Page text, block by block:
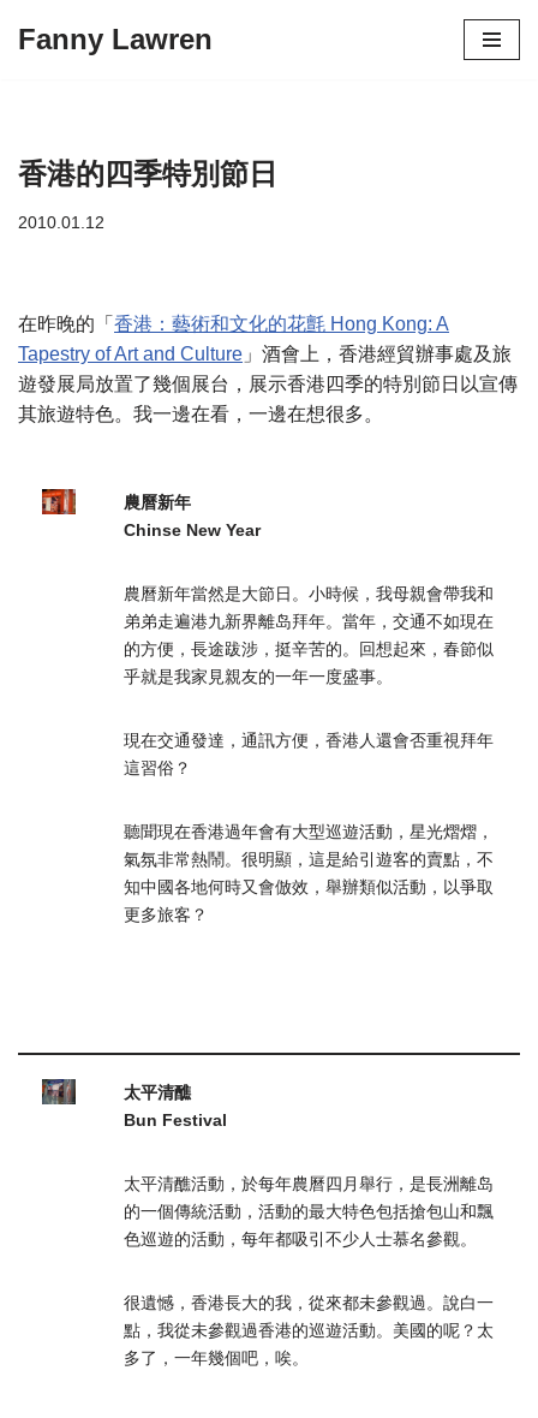
Fanny Lawren
香港的四季特別節日
2010.01.12
在昨晚的「 香港：藝術和文化的花氈 Hong Kong: A
Tapestry of Art and Culture 」酒會上，香港經貿辦事處及旅
遊發展局放置了幾個展台，展示香港四季的特別節日以宣傳
其旅遊特色。我一邊在看，一邊在想很多。
農曆新年
Chinse New Year
農曆新年當然是大節日。小時候，我母親會帶我和
弟弟走遍港九新界離岛拜年。當年，交通不如現在
的方便，長途跋涉，挺辛苦的。回想起來，春節似
乎就是我家見親友的一年一度盛事。
現在交通發達，通訊方便，香港人還會否重視拜年
這習俗？
聽聞現在香港過年會有大型巡遊活動，星光熠熠，
氣氛非常熱鬧。很明顯，這是給引遊客的賣點，不
知中國各地何時又會倣效，舉辦類似活動，以爭取
更多旅客？
太平清醮
Bun Festival
太平清醮活動，於每年農曆四月舉行，是長洲離岛
的一個傳統活動，活動的最大特色包括搶包山和飄
色巡遊的活動，每年都吸引不少人士慕名參觀。
很遺憾，香港長大的我，從來都未參觀過。說白一
點，我從未參觀過香港的巡遊活動。美國的呢？太
多了，一年幾個吧，唉。